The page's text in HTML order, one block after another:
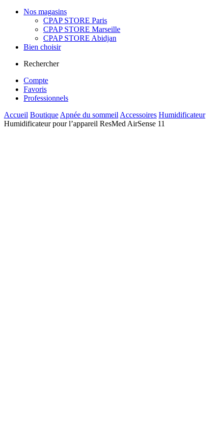
Nos magasins
CPAP STORE Paris
CPAP STORE Marseille
CPAP STORE Abidjan
Bien choisir
Rechercher
Compte
Favoris
Professionnels
Accueil BoutiqueApnée du sommeilAccessoires Humidificateur
Humidificateur pour l’appareil ResMed AirSense 11